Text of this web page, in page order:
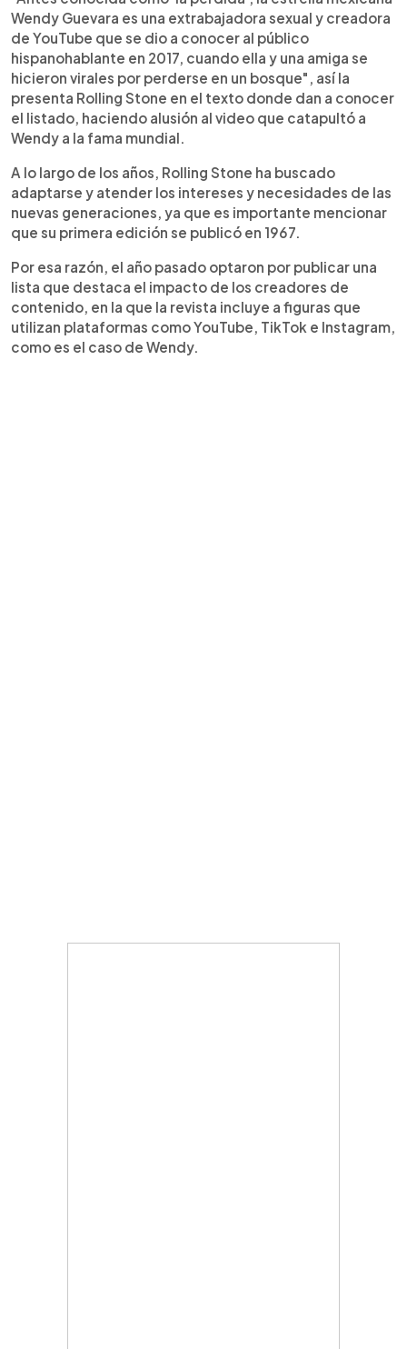
Wendy Guevara es una extrabajadora sexual y creadora
de YouTube que se dio a conocer al público
hispanohablante en 2017, cuando ella y una amiga se
hicieron virales por perderse en un bosque", así la
presenta Rolling Stone en el texto donde dan a conocer
el listado, haciendo alusión al video que catapultó a
Wendy a la fama mundial.
A lo largo de los años, Rolling Stone ha buscado
adaptarse y atender los intereses y necesidades de las
nuevas generaciones, ya que es importante mencionar
que su primera edición se publicó en 1967.
Por esa razón, el año pasado optaron por publicar una
lista que destaca el impacto de los creadores de
contenido, en la que la revista incluye a figuras que
utilizan plataformas como YouTube, TikTok e Instagram,
como es el caso de Wendy.